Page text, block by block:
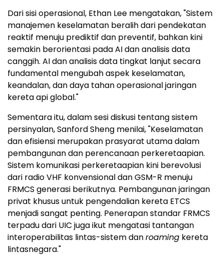
Dari sisi operasional, Ethan Lee mengatakan, "Sistem
manajemen keselamatan beralih dari pendekatan
reaktif menuju prediktif dan preventif, bahkan kini
semakin berorientasi pada AI dan analisis data
canggih. AI dan analisis data tingkat lanjut secara
fundamental mengubah aspek keselamatan,
keandalan, dan daya tahan operasional jaringan
kereta api global."
Sementara itu, dalam sesi diskusi tentang sistem
persinyalan, Sanford Sheng menilai, "Keselamatan
dan efisiensi merupakan prasyarat utama dalam
pembangunan dan perencanaan perkeretaapian.
Sistem komunikasi perkeretaapian kini berevolusi
dari radio VHF konvensional dan GSM-R menuju
FRMCS generasi berikutnya. Pembangunan jaringan
privat khusus untuk pengendalian kereta ETCS
menjadi sangat penting. Penerapan standar FRMCS
terpadu dari UIC juga ikut mengatasi tantangan
interoperabilitas lintas-sistem danroaming kereta
lintasnegara."